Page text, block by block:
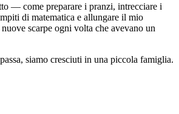
— come preparare i pranzi, intrecciare i
di matematica e allungare il mio
scarpe ogni volta che avevano un
siamo cresciuti in una piccola famiglia.